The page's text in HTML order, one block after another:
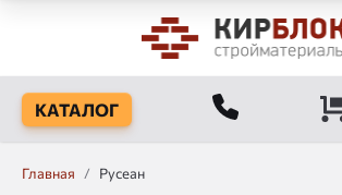
КАТАЛОГ
Главная / Русеан